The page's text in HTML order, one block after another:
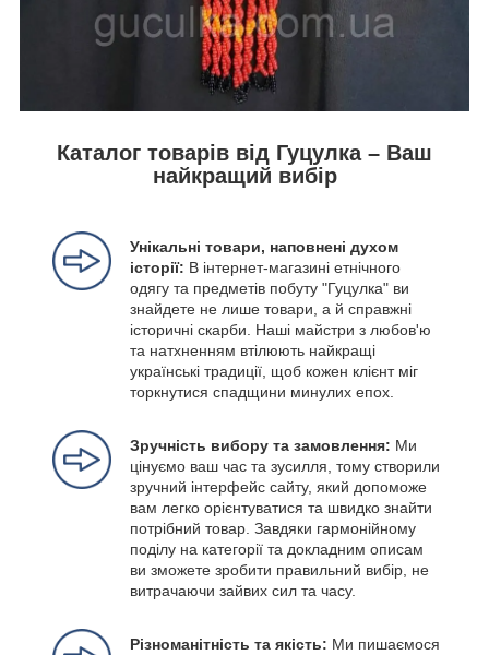
Каталог товарів від Гуцулка – Ваш
найкращий вибір
Унікальні товари, наповнені духом
історії: В інтернет-магазині етнічного
одягу та предметів побуту "Гуцулка" ви
знайдете не лише товари, а й справжні
історичні скарби. Наші майстри з любов'ю
та натхненням втілюють найкращі
українські традиції, щоб кожен клієнт міг
торкнутися спадщини минулих епох.
Зручність вибору та замовлення: Ми
цінуємо ваш час та зусилля, тому створили
зручний інтерфейс сайту, який допоможе
вам легко орієнтуватися та швидко знайти
потрібний товар. Завдяки гармонійному
поділу на категорії та докладним описам
ви зможете зробити правильний вибір, не
витрачаючи зайвих сил та часу.
Різноманітність та якість: Ми пишаємося